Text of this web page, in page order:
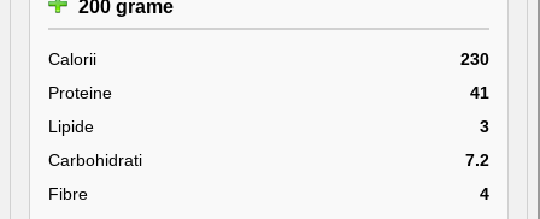
200 grame
Calorii
230
Proteine
41
Lipide
3
Carbohidrati
7.2
Fibre
4